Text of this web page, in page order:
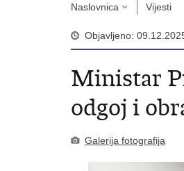
Naslovnica Vijesti
Objavljeno:
Ministar
odgoj i
Galerija fotografija